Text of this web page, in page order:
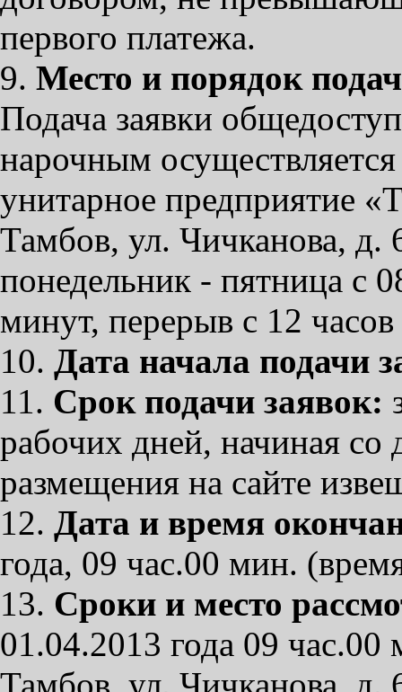
первого платежа.
9. Место и порядок
Подача заявки
нарочным
унитарное предприятие
Тамбов, ул. Чичканова, д.
понедельник - пятница с
минут, перерыв с 12
10. Дата начала подачи
11. Срок подачи заявок:
рабочих дней, начиная
размещения на сайте
12. Дата и время
года, 09 час.00 мин.
13. Сроки и место
01.04.2013 года 09 час.00